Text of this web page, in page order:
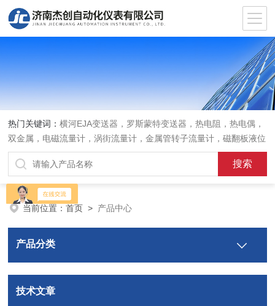
热门关键词：横河EJA变送器，罗斯蒙特变送器，热电阻，热电偶，
双金属，电磁流量计，涡街流量计，金属管转子流量计，磁翻板液位
计，超声波液位计
当前位置：首页 > 产品中心
产品分类
技术文章